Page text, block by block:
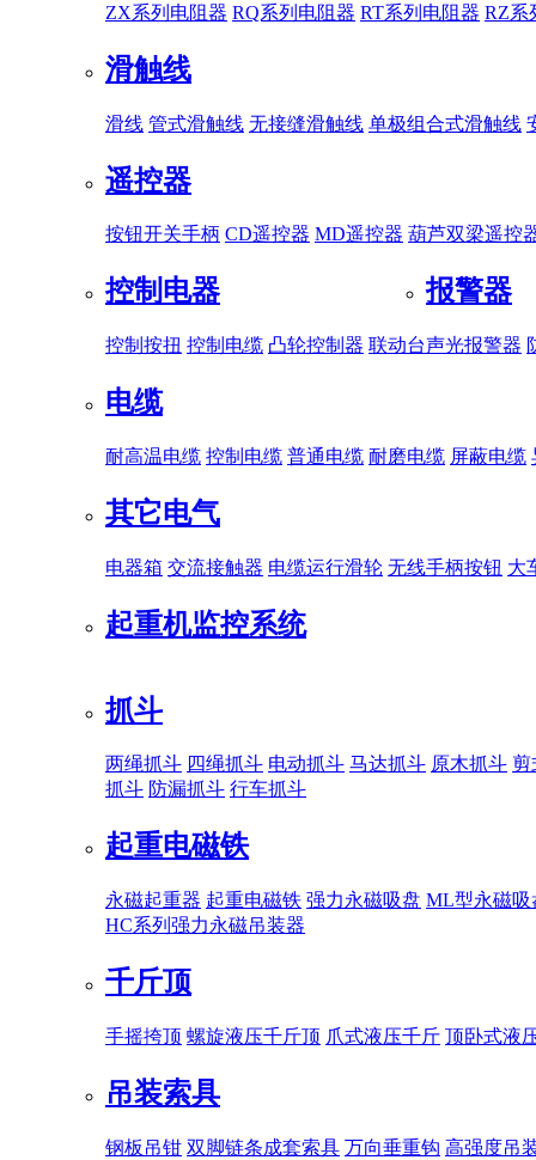
ZX系列电阻器 RQ系列电阻器 RT系列电阻器 RZ系
滑触线
滑线 管式滑触线 无接缝滑触线 单极组合式滑触线
遥控器
按钮开关手柄 CD遥控器 MD遥控器 葫芦双梁遥控
控制电器
控制按扭 控制电缆 凸轮控制器 联动台
报警器
声光报警器
电缆
耐高温电缆 控制电缆 普通电缆 耐磨电缆 屏蔽电缆
其它电气
电器箱 交流接触器 电缆运行滑轮 无线手柄按钮 大
起重机监控系统
抓斗
两绳抓斗 四绳抓斗 电动抓斗 马达抓斗 原木抓斗 剪
抓斗 防漏抓斗 行车抓斗
起重电磁铁
永磁起重器 起重电磁铁 强力永磁吸盘 ML型永磁吸
HC系列强力永磁吊装器
千斤顶
手摇挎顶 螺旋液压千斤顶 爪式液压千斤 顶卧式液
吊装索具
钢板吊钳 双脚链条成套索具 万向垂重钩 高强度吊